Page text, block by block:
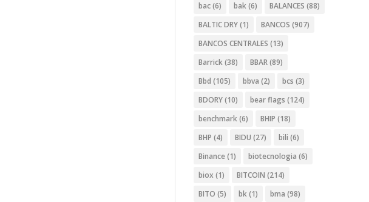
bac(6) bak(6) BALANCES (88)
BALTIC DRY(1) BANCOS (907)
BANCOS CENTRALES (13)
Barrick(38) BBAR(89)
Bbd (105) bbva (2) bcs (3)
BDORY(10) bear flags (124)
benchmark(6) BHIP (18)
BHP (4) BIDU (27) bili (6)
Binance (1) biotecnologia (6)
biox (1) BITCOIN (214)
BITO (5) bk(1) bma (98)